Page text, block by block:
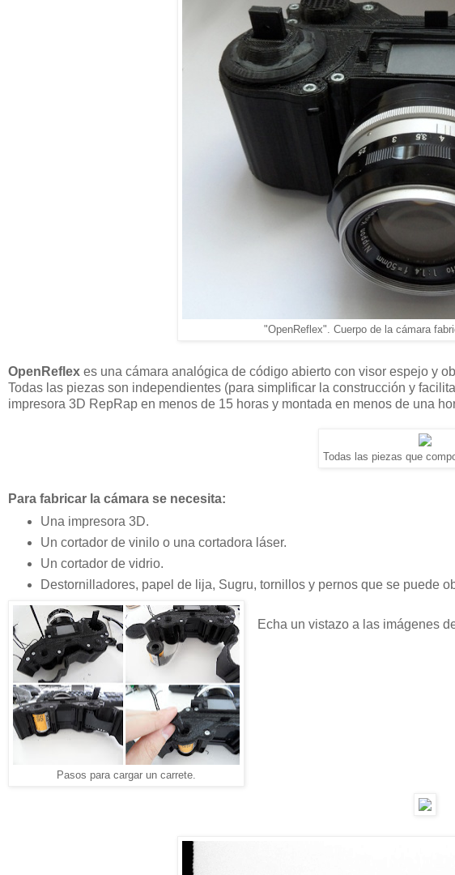
"OpenReflex". Cuerpo de la cámara
OpenReflex es una cámara analógica de código abierto con visor espejo y
Todas las piezas son independientes (para simplificar la construcción y
impresora 3D RepRap en menos de 15 horas y montada en menos de una
Todas las piezas que
Para fabricar la cámara se necesita:
Una impresora 3D.
Un cortador de vinilo o una cortadora láser.
Un cortador de vidrio.
Destornilladores, papel de lija, Sugru, tornillos y pernos que se puede
Pasos para cargar un carrete.
Echa un vistazo a las imágenes